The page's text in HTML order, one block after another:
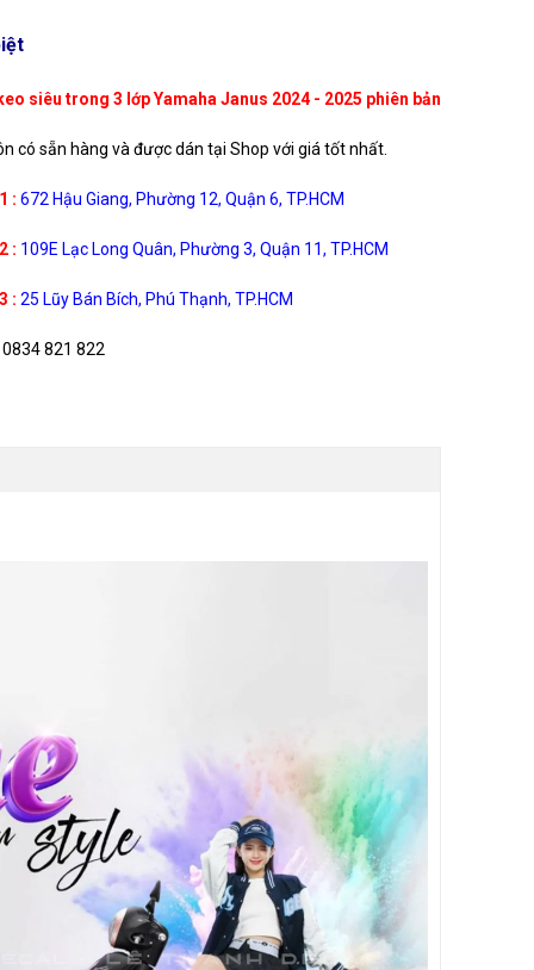
siêu trong 3 lớp Yamaha Janus 2024 - 2025 phiên bản
có sẵn hàng và được dán tại Shop với giá tốt nhất.
: 672 Hậu Giang, Phường 12, Quận 6, TP.HCM
: 109E Lạc Long Quân, Phường 3, Quận 11, TP.HCM
: 25 Lũy Bán Bích, Phú Thạnh, TP.HCM
0834 821 822